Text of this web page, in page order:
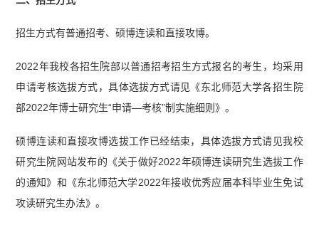
招生方式有普通招考、硕博连读和直接攻博。
2022年我校各招生院部以普通招考招生方式报名的考生，均采用
申请考核选拔方式，具体选拔方式请见《东北师范大学各招生院
部2022年博士研究生“申请—考核”制实施细则》。
硕博连读和直接攻博选拔工作已经结束，具体选拔方式请见我校
研究生院网站发布的《关于做好2022年硕博连读研究生选拔工作
的通知》和《东北师范大学2022年接收优秀应届本科毕业生免试
攻读研究生办法》。